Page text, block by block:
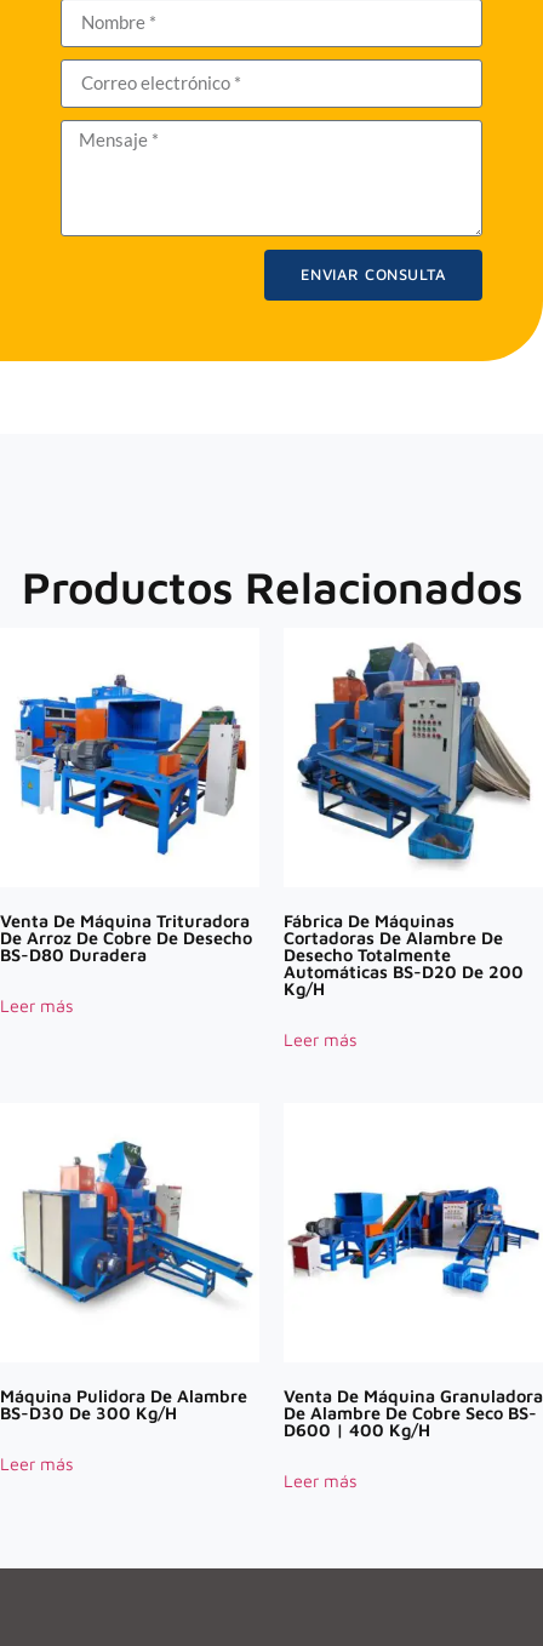
ENVIAR CONSULTA
Productos Relacionados
Venta De Máquina Trituradora
De Arroz De Cobre De Desecho
BS-D80 Duradera
Leer más
Fábrica De Máquinas
Cortadoras De Alambre De
Desecho Totalmente
Automáticas BS-D20 De 200
Kg/h
Leer más
Máquina Pulidora De Alambre
BS-D30 De 300 Kg/h
Leer más
Venta De Máquina Granuladora
De Alambre De Cobre Seco BS-
D600 | 400 Kg/h
Leer más